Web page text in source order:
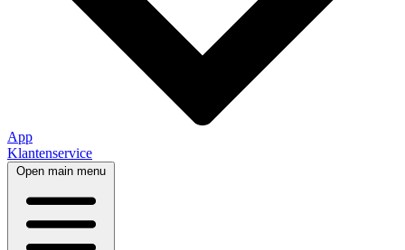
App
Klantenservice
Open main menu